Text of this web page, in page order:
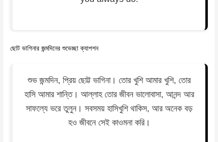
ছোট ভাগিনার জন্মদিনের শুভেচ্ছা ক্যাপশন
শুভ জন্মদিন, প্রিয় ছোট্ট ভাগিনা। তোর খুশি আমার খুশি, তোর
হাসি আমার শান্তি। আল্লাহ তোর জীবন ভালোবাসা, আনন্দ আর
সাফল্যে ভরে তুলুন। সবসময় হাসিখুশি থাকিস, আর অনেক বড়
হও জীবনে সেই কাওমনা করি।